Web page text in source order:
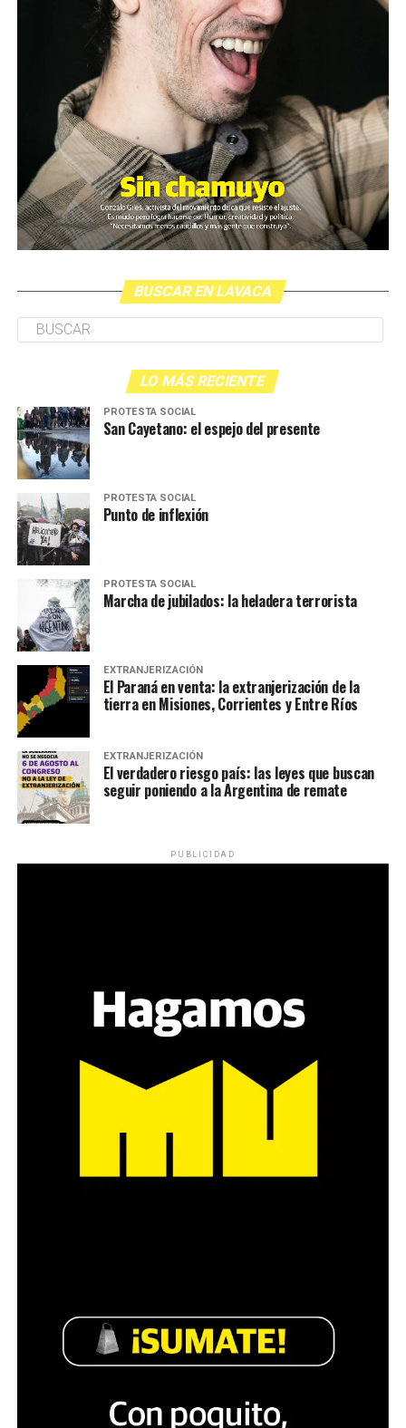
BUSCAR EN LAVACA
LO MÁS RECIENTE
PROTESTA SOCIAL
San Cayetano: el espejo del presente
PROTESTA SOCIAL
Punto de inflexión
PROTESTA SOCIAL
Marcha de jubilados: la heladera terrorista
EXTRANJERIZACIÓN
El Paraná en venta: la extranjerización de la
tierra en Misiones, Corrientes y Entre Ríos
EXTRANJERIZACIÓN
El verdadero riesgo país: las leyes que buscan
seguir poniendo a la Argentina de remate
PUBLICIDAD